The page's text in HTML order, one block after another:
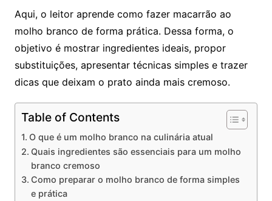
Aqui, o leitor aprende como fazer macarrão ao
molho branco de forma prática. Dessa forma, o
objetivo é mostrar ingredientes ideais, propor
substituições, apresentar técnicas simples e trazer
dicas que deixam o prato ainda mais cremoso.
Table of Contents
O que é um molho branco na culinária atual
Quais ingredientes são essenciais para um molho
branco cremoso
Como preparar o molho branco de forma simples
e prática